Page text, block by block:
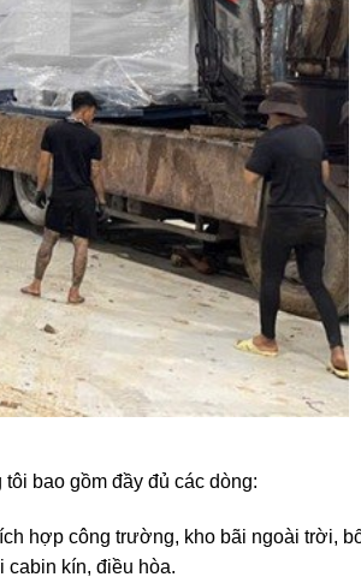
bao gồm đầy đủ các dòng:
hợp công trường, kho bãi ngoài trời,
cabin kín, điều hòa.